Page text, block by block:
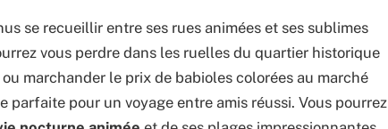
se recueillir entre ses rues animées et ses sublimes
vous perdre dans les ruelles du quartier historique
marchander le prix de babioles colorées au marché
pour un voyage entre amis réussi. Vous pourrez